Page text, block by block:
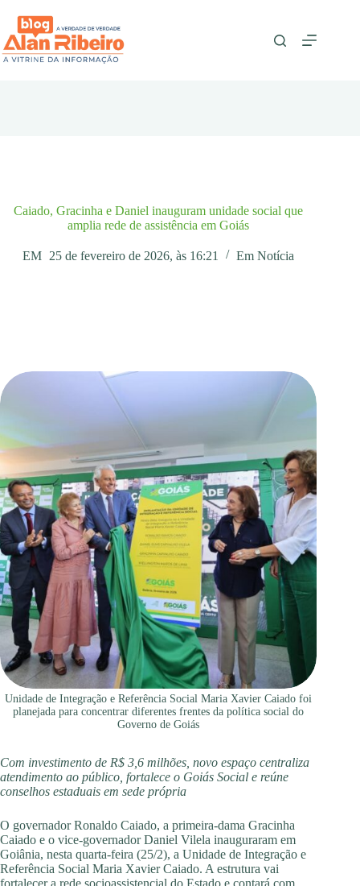
para
conteúdo
Caiado, Gracinha e Daniel inauguram unidade social que
amplia rede de assistência em Goiás
EM 25 de fevereiro de 2026, às 16:21 Em Notícia
Unidade de Integração e Referência Social Maria Xavier Caiado foi
planejada para concentrar diferentes frentes da política social do
Governo de Goiás
Com investimento de R$ 3,6 milhões, novo espaço centraliza
atendimento ao público, fortalece o Goiás Social e reúne
conselhos estaduais em sede própria
O governador Ronaldo Caiado, a primeira-dama Gracinha
Caiado e o vice-governador Daniel Vilela inauguraram em
Goiânia, nesta quarta-feira (25/2), a Unidade de Integração e
Referência Social Maria Xavier Caiado. A estrutura vai